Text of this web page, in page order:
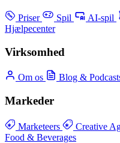
Priser Spil AI-spil
Hjælpecenter
Virksomhed
Om os Blog &
Markeder
Marketeers Creative
Food & Beverages